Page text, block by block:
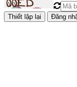
Đăng